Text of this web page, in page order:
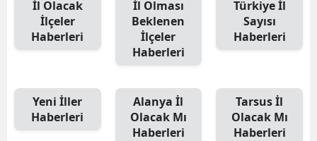
İl Olacak
İlçeler
Haberleri
İl Olması
Beklenen
İlçeler
Haberleri
Türkiye İl
Sayısı
Haberleri
Yeni İller
Haberleri
Alanya İl
Olacak Mı
Haberleri
Tarsus İl
Olacak Mı
Haberleri